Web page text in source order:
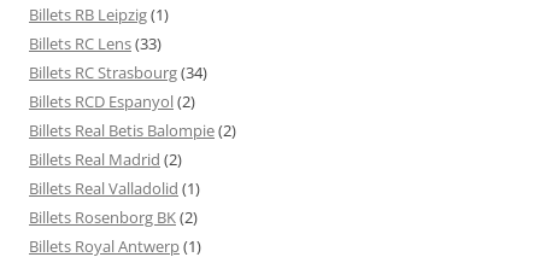
Billets RB Leipzig(1)
Billets RC Lens(33)
Billets RC Strasbourg(34)
Billets RCD Espanyol(2)
Billets Real Betis Balompie(2)
Billets Real Madrid (2)
Billets Real Valladolid (1)
Billets Rosenborg BK(2)
Billets Royal Antwerp(1)